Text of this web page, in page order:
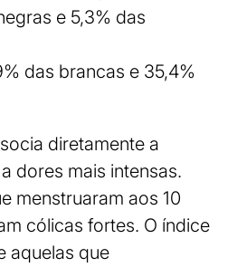
e 5,3% das
das brancas e 35,4%
diretamente a
dores mais intensas.
menstruaram aos 10
cólicas fortes. O índice
aquelas que